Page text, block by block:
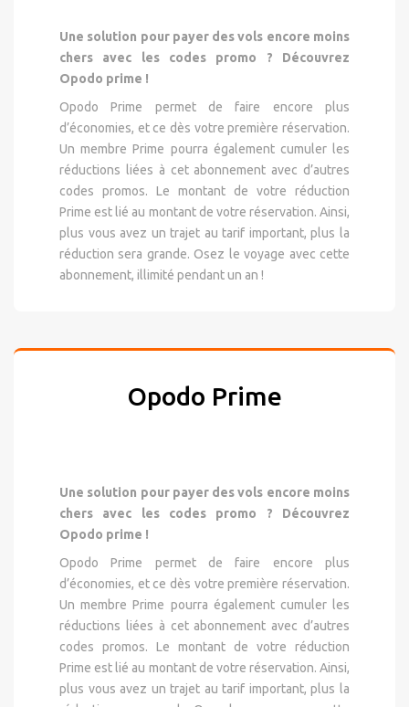
Une solution pour payer des vols encore moins
chers avec les codes promo ? Découvrez
Opodo prime !
Opodo Prime permet de faire encore plus
d’économies, et ce dès votre première réservation.
Un membre Prime pourra également cumuler les
réductions liées à cet abonnement avec d’autres
codes promos. Le montant de votre réduction
Prime est lié au montant de votre réservation. Ainsi,
plus vous avez un trajet au tarif important, plus la
réduction sera grande. Osez le voyage avec cette
abonnement, illimité pendant un an !
Opodo Prime
Une solution pour payer des vols encore moins
chers avec les codes promo ? Découvrez
Opodo prime !
Opodo Prime permet de faire encore plus
d’économies, et ce dès votre première réservation.
Un membre Prime pourra également cumuler les
réductions liées à cet abonnement avec d’autres
codes promos. Le montant de votre réduction
Prime est lié au montant de votre réservation. Ainsi,
plus vous avez un trajet au tarif important, plus la